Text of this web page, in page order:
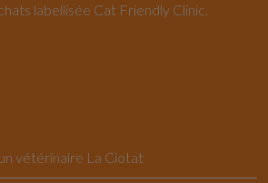
labellisée Cat Friendly Clinic.
vétérinaire La Ciotat